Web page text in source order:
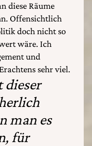
diese Räume
Offensichtlich
doch nicht so
wäre. Ich
und
sehr viel.
dieser
man es
für